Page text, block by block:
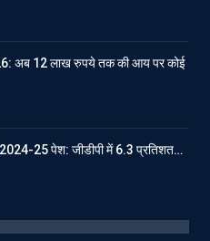
अब 12 लाख रुपये तक की आय पर कोई
25 पेश: जीडीपी में 6.3 प्रतिशत…